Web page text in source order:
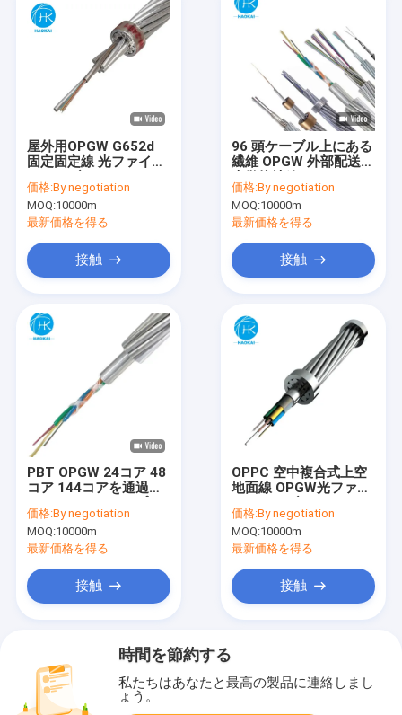
屋外用OPGW G652d
固定固定線 光ファイバ
コア 96コア 144コア
価格:By negotiation
MOQ:10000m
最新価格を得る
接触
96 頭ケーブル上にある
繊維 OPGW 外部配送用
価格:By negotiation
MOQ:10000m
最新価格を得る
接触
PBT OPGW 24コア 48
コア 144コアを通過す
ためのファイバーケー
ブル
価格:By negotiation
MOQ:10000m
最新価格を得る
接触
OPPC 空中複合式上空
地面線 OPGW光ファイ
価格:By negotiation
MOQ:10000m
最新価格を得る
接触
時間を節約する
私たちはあなたと最高の製品に連絡しまし
ょう。